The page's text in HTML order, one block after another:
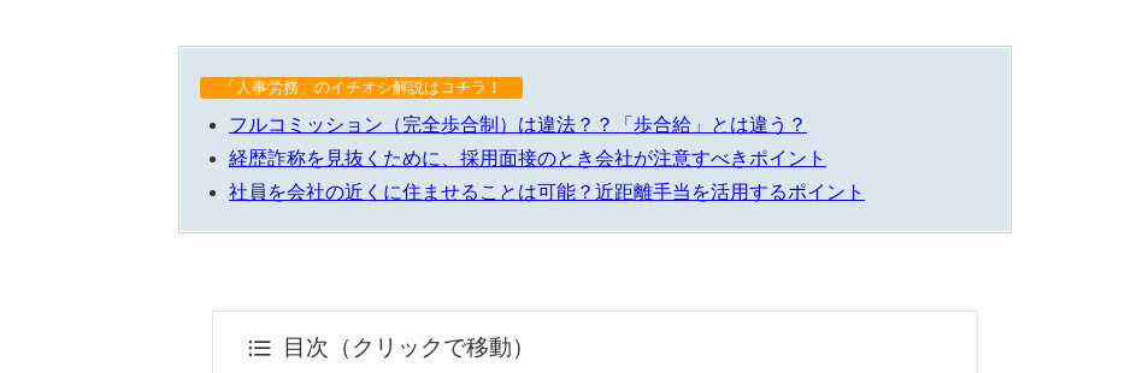
「人事労務」のイチオシ解説はコチラ！
フルコミッション（完全歩合制）は違法？？「歩合給」とは違う？
経歴詐称を見抜くために、採用面接のとき会社が注意すべきポイント
社員を会社の近くに住ませることは可能？近距離手当を活用するポイント
目次（クリックで移動）